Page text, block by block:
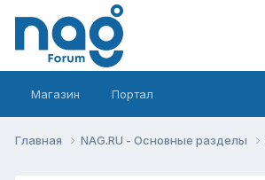
Магазин Портал
Главная NAG.RU - Основные разделы